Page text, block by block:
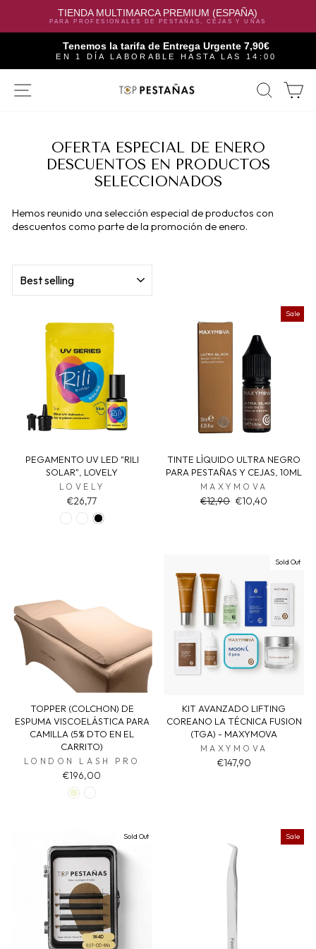
TIENDA MULTIMARCA PREMIUM (ESPAÑA)
PARA PROFESIONALES DE PESTAÑAS, CEJAS Y UÑAS
Tenemos la tarifa de Entrega Urgente 7,90€
EN 1 DÍA LABORABLE HASTA LAS 14:00
SITE NAVIGATION
OFERTA ESPECIAL DE ENERO
DESCUENTOS EN PRODUCTOS
SELECCIONADOS
Hemos reunido una selección especial de productos con
descuentos como parte de la promoción de enero.
SORT
PEGAMENTO UV LED "RILI
SOLAR", LOVELY
LOVELY
€26,77
Sale
TINTE LÍQUIDO ULTRA NEGRO
PARA PESTAÑAS Y CEJAS, 10ML
MAXYMOVA
Regular
€12,90 Sale
€10,40
TOPPER (COLCHON) DE
ESPUMA VISCOELÁSTICA PARA
CAMILLA (5% DTO EN EL
CARRITO)
LONDON LASH PRO
€196,00
Sold Out
KIT AVANZADO LIFTING
COREANO LA TÉCNICA FUSION
(TGA) - MAXYMOVA
MAXYMOVA
€147,90
Sold Out Sale